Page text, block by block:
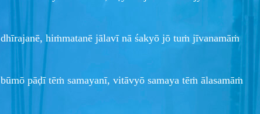
dhīrajanē, hiṁmatanē jālavī nā śakyō jō tuṁ jīvanamāṁ
būmō pāḍī tēṁ samayanī, vitāvyō samaya tēṁ ālasamāṁ